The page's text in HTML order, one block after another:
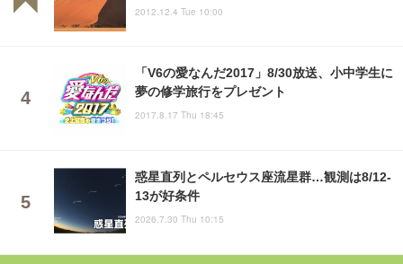
2012.12.4 Tue 10:00
「V6の愛なんだ2017」8/30放送、小中学生に
夢の修学旅行をプレゼント
2017.8.17 Thu 18:45
惑星直列とペルセウス座流星群…観測は8/12-
13が好条件
2026.7.30 Thu 10:15